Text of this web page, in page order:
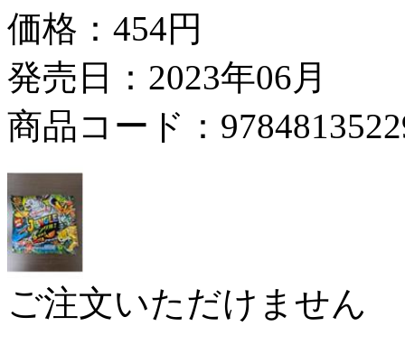
価格： 454円
発売日：2023年06月
商品コード：
ご注文いただけません